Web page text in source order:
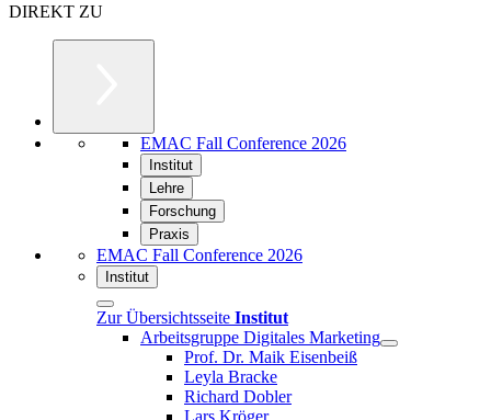
DIREKT ZU
EMAC Fall Conference 2026
Institut
Lehre
Forschung
Praxis
EMAC Fall Conference 2026
Institut
Zur Übersichtsseite Institut
Arbeitsgruppe Digitales Marketing
Prof. Dr. Maik Eisenbeiß
Leyla Bracke
Richard Dobler
Lars Kröger